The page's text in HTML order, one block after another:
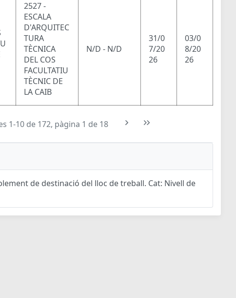
2527 -
ESCALA
D'ARQUITEC
TURA
TÈCNICA
DEL COS
FACULTATIU
TÈCNIC DE
LA CAIB
N/D - N/D
31/0
7/20
26
03/0
8/20
26
1-10 de 172, pàgina 1 de 18
de destinació del lloc de treball. Cat: Nivell de